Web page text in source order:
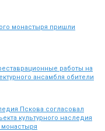
монастыря пришли
работы на
ансамбля обители
Пскова согласовал
культурного наследия
монастыря